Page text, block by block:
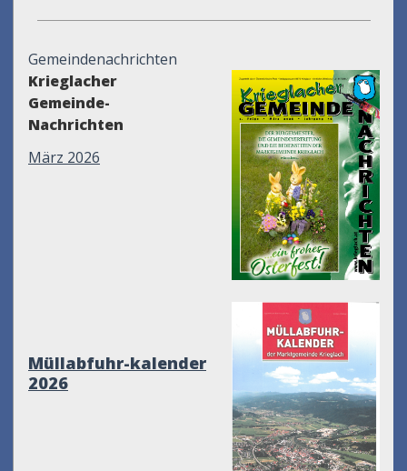
Gemeindenachrichten
Krieglacher
Gemeinde-
Nachrichten
März 2026
Müllabfuhr-kalender
2026